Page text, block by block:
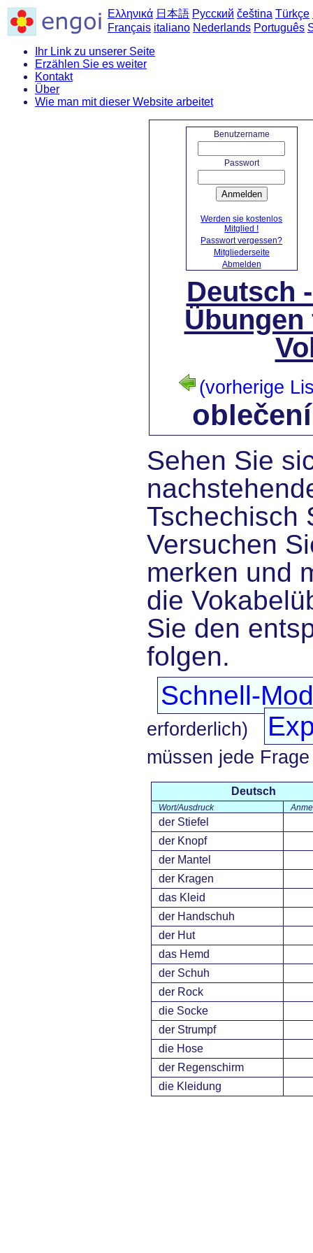
Ελληνικά 日本語 Русский čeština Türkçe
Français italiano Nederlands Português
Ihr Link zu unserer Seite
Erzählen Sie es weiter
Kontakt
Über
Wie man mit dieser Website arbeitet
Benutzername
Passwort
Anmelden
Werden sie kostenlos
Mitglied !
Passwort vergessen?
Mitgliederseite
Abmelden
Deutsch
Übungen
(vorherige
oblečení
Sehen Sie
Tschechisch
Versuchen
merken und
die
Sie den
folgen.
Schnell-
erforderlich)
müssen jede
Deutsch
Wort/Ausdruck
der Stiefel
der Knopf
der Mantel
der Kragen
das Kleid
der Handschuh
der Hut
das Hemd
der Schuh
der Rock
die Socke
der Strumpf
die Hose
der Regenschirm
die Kleidung